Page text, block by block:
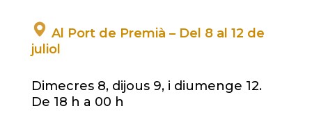
Al Port de Premià – Del 8 al 12 de
juliol
Dimecres 8, dijous 9, i diumenge 12.
De 18 h a 00 h